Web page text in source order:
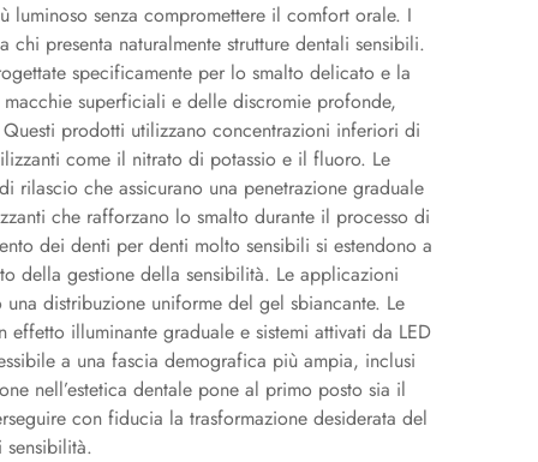
senza compromettere il comfort orale. I
presenta naturalmente strutture dentali sensibili.
specificamente per lo smalto delicato e la
superficiali e delle discromie profonde,
prodotti utilizzano concentrazioni inferiori di
come il nitrato di potassio e il fluoro. Le
rilascio che assicurano una penetrazione graduale
che rafforzano lo smalto durante il processo di
dei denti per denti molto sensibili si estendono a
della gestione della sensibilità. Le applicazioni
distribuzione uniforme del gel sbiancante. Le
illuminante graduale e sistemi attivati da LED
a una fascia demografica più ampia, inclusi
nell’estetica dentale pone al primo posto sia il
con fiducia la trasformazione desiderata del